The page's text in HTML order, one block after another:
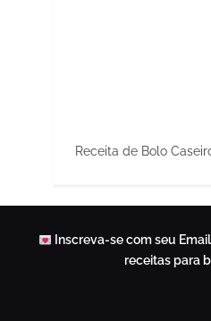
Receita de Bolo
Inscreva-se com seu
receitas para